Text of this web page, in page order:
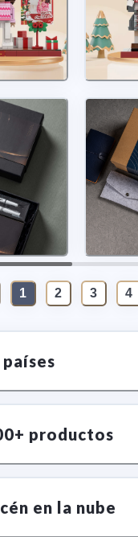
productos
en la nube
1 2 3 4